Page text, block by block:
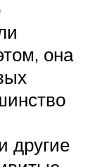
она
другие